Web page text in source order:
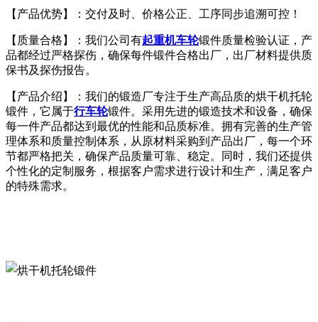
【产品优势】：交付及时、价格公正、工序同步追溯可控！
【质量合格】：我们公司有起重机车轮锻件质量检验认证，产
品都经过严格探伤，确保每件锻件合格出厂，出厂材料提供质
保书及探伤报告。
【产品介绍】：我们的锻造厂专注于生产高品质的烘干机托轮
锻件，它属于行车轮锻件。采用先进的锻造技术和设备，确保
每一件产品都达到最优的性能和品质标准。拥有完善的生产管
理体系和质量控制体系，从原材料采购到产品出厂，每一个环
节都严格把关，确保产品质量可靠、稳定。同时，我们还提供
个性化的定制服务，根据客户需求进行设计和生产，满足客户
的特殊需求。